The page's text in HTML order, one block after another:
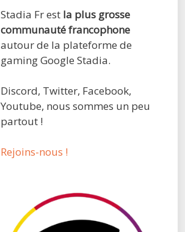
Stadia Fr est la plus grosse
communauté francophone
autour de la plateforme de
gaming Google Stadia.
Discord, Twitter, Facebook,
Youtube, nous sommes un peu
partout !
Rejoins-nous !